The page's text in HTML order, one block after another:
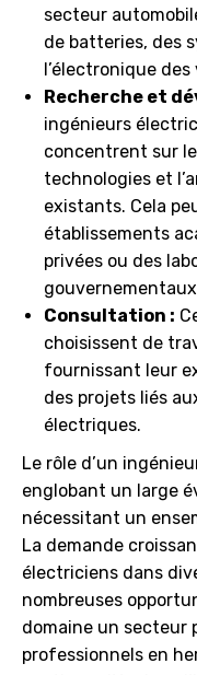
secteur
de batteries, des
l’électronique des
Recherche et
ingénieurs
concentrent sur
technologies et
existants. Cela
établissements
privées ou des
Consultation :
choisissent de
fournissant leur
des projets liés
électriques.
Le rôle d’un
englobant un large
nécessitant un
La demande
électriciens dans
nombreuses
domaine un secteur
professionnels en